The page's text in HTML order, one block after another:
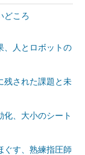
どころ
、人とロボットの
残された課題と未
化、大小のシート
ぐす、熟練指圧師